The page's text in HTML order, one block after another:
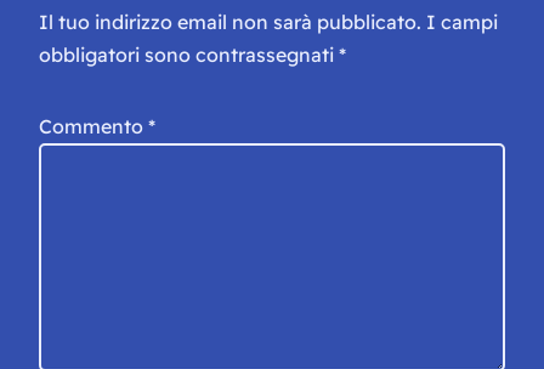
Il tuo indirizzo email non sarà pubblicato. I campi
obbligatori sono contrassegnati *
Commento *